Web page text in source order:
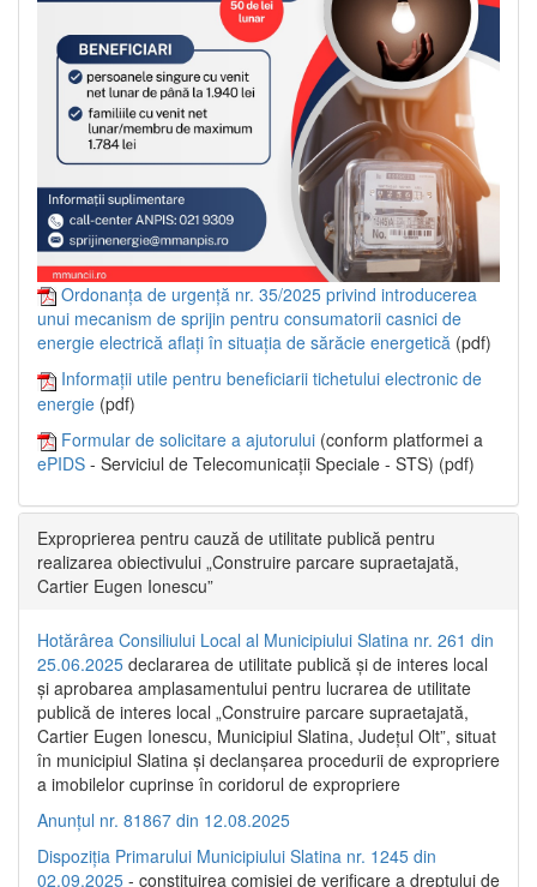
Ordonanța de urgență nr. 35/2025 privind introducerea
unui mecanism de sprijin pentru consumatorii casnici de
energie electrică aflați în situația de sărăcie energetică (pdf)
Informații utile pentru beneficiarii tichetului electronic de
energie (pdf)
Formular de solicitare a ajutorului (conform platformei a
ePIDS - Serviciul de Telecomunicații Speciale - STS) (pdf)
Exproprierea pentru cauză de utilitate publică pentru
realizarea obiectivului „Construire parcare supraetajată,
Cartier Eugen Ionescu”
Hotărârea Consiliului Local al Municipiului Slatina nr. 261 din
25.06.2025 declararea de utilitate publică și de interes local
și aprobarea amplasamentului pentru lucrarea de utilitate
publică de interes local „Construire parcare supraetajată,
Cartier Eugen Ionescu, Municipiul Slatina, Județul Olt”, situat
în municipiul Slatina și declanșarea procedurii de expropriere
a imobilelor cuprinse în coridorul de expropriere
Anunțul nr. 81867 din 12.08.2025
Dispoziția Primarului Municipiului Slatina nr. 1245 din
02.09.2025 - constituirea comisiei de verificare a dreptului de